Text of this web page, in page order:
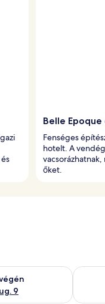
Belle
Fenséges
hotelt. A
őket.
9
állás A